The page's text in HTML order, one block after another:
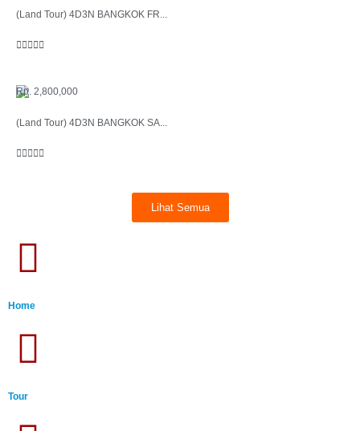
(Land Tour) 4D3N BANGKOK FR...

Rp. 2,800,000
(Land Tour) 4D3N BANGKOK SA...

Lihat Semua
Home
Tour